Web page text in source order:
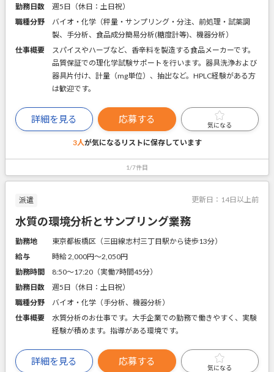
勤務日数
週5日（休日：土日祝）
職種分野
バイオ・化学（秤量・サンプリング・分注、前処理・試薬調
製、手分析、食品成分簡易分析(糖度計等)、機器分析）
仕事概要
スパイスやハーブなど、香辛料を製造する食品メーカーです。
品質保証での理化学試験サポートを行います。器具洗浄および
器具片付け、計量（mg単位）、抽出など。HPLC経験がある方
は歓迎です。
詳細を見る 応募する
気になる
3人が気になるリストに保存しています
1/7件目
派遣 更新日： 14日以上前
水質の環境分析とサンプリング業務
勤務地
東京都板橋区（三田線志村三丁目駅から徒歩13分）
給与
時給 2,000円〜2,050円
勤務時間
8:50～17:20（実働7時間45分）
勤務日数
週5日（休日：土日祝）
職種分野
バイオ・化学（手分析、機器分析）
仕事概要
水質分析のお仕事です。大手企業での勤務で働きやすく、実験
経験が積めます。指導がある環境です。
詳細を見る 応募する
気になる